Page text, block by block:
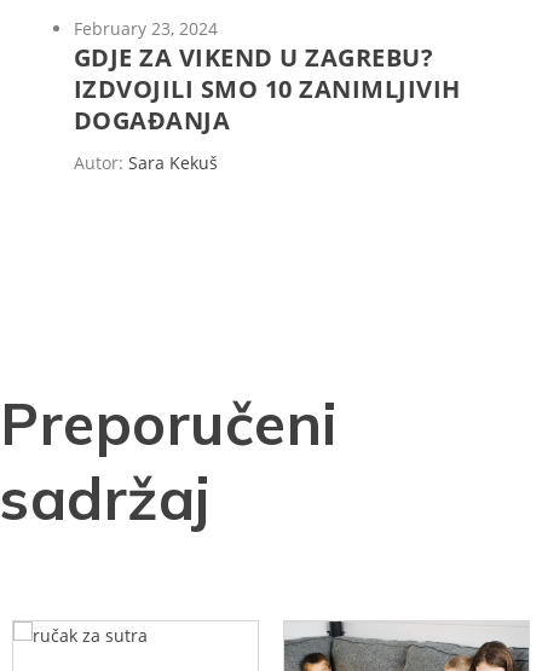
February 23, 2024
GDJE ZA VIKEND U ZAGREBU?
IZDVOJILI SMO 10 ZANIMLJIVIH
DOGAĐANJA
Autor: Sara Kekuš
Preporučeni
sadržaj